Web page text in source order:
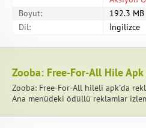
Boyut:
192.3 MB
Dil:
İngilizce
Zooba: Free-For-All Hile Apk
Zooba: Free-For-All hileli apk'da
Ana menüdeki ödüllü reklamlar